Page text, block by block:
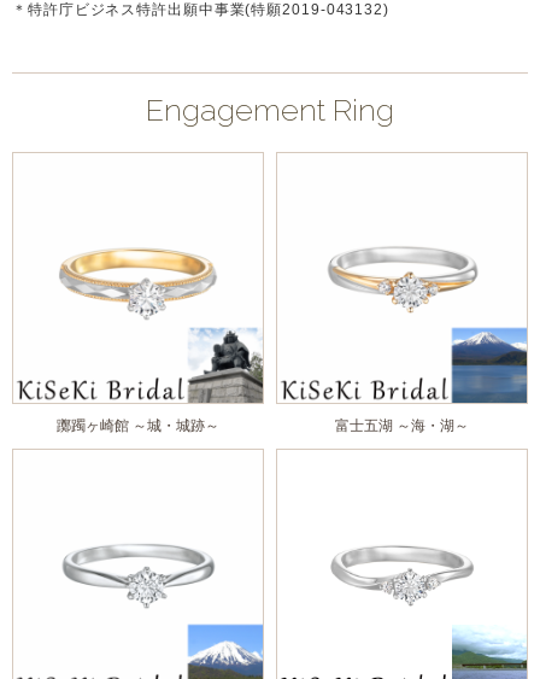
＊特許庁ビジネス特許出願中事業(特願2019-043132)
Engagement Ring
躑躅ヶ崎館 ～城・城跡～ 富士五湖 ～海・湖～